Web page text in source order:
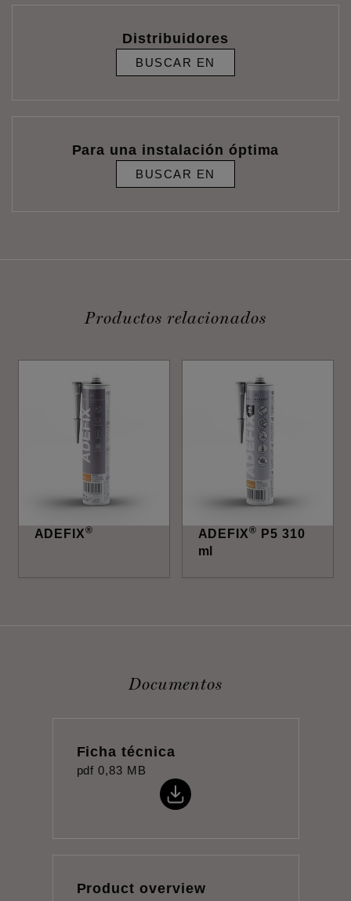
Distribuidores
BUSCAR EN
Para una instalación óptima
BUSCAR EN
Productos relacionados
ADEFIX® ADEFIX®
P5 310
ml
Documentos
Ficha técnica
pdf 0,83 MB
Product overview